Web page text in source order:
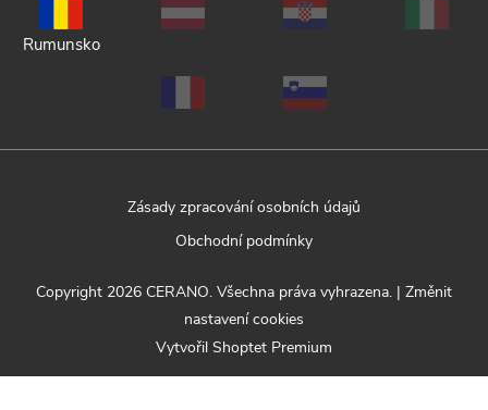
Rumunsko
Zásady zpracování osobních údajů
Obchodní podmínky
Vytvořil Shoptet Premium
Copyright 2026 CERANO. Všechna práva vyhrazena. | Změnit
nastavení cookies